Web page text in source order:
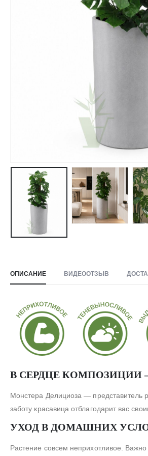
ОПИСАНИЕ ВИДЕООТЗЫВ
В СЕРДЦЕ КОМПОЗИЦИИ
Монстера Делициоза — представитель
заботу красавица отблагодарит вас
УХОД В ДОМАШНИХ
Растение совсем неприхотливое.